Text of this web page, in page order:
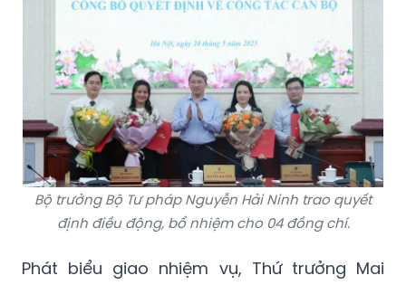
Bộ trưởng Bộ Tư pháp Nguyễn Hải Ninh trao quyết
định điều động, bổ nhiệm cho 04 đồng chí.
Phát biểu giao nhiệm vụ, Thứ trưởng Mai